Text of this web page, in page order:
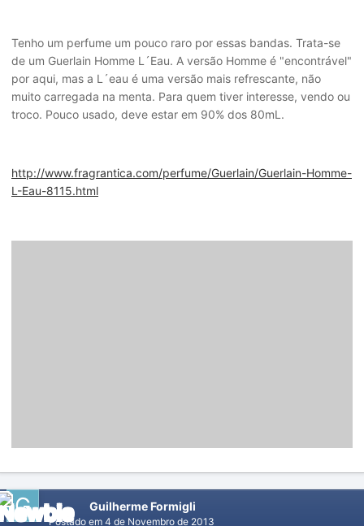
Tenho um perfume um pouco raro por essas bandas. Trata-se
de um Guerlain Homme L´Eau. A versão Homme é "encontrável"
por aqui, mas a L´eau é uma versão mais refrescante, não
muito carregada na menta. Para quem tiver interesse, vendo ou
troco. Pouco usado, deve estar em 90% dos 80mL.
http://www.fragrantica.com/perfume/Guerlain/Guerlain-Homme-
L-Eau-8115.html
Guilherme Formigli
Postado em 4 de Novembro de 2013